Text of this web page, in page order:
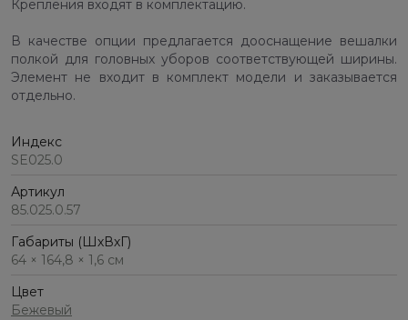
Крепления входят в комплектацию.
В качестве опции предлагается дооснащение вешалки
полкой для головных уборов соответствующей ширины.
Элемент не входит в комплект модели и заказывается
отдельно.
Индекс
SE025.0
Артикул
85.025.0.57
Габариты (ШхВхГ)
64 × 164,8 × 1,6 см
Цвет
Бежевый